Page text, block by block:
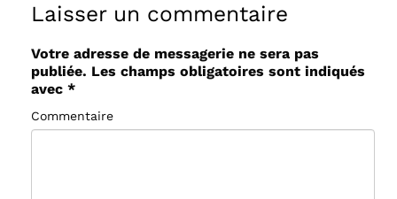
Laisser un commentaire
Votre adresse de messagerie ne sera pas
publiée. Les champs obligatoires sont indiqués
avec *
Commentaire